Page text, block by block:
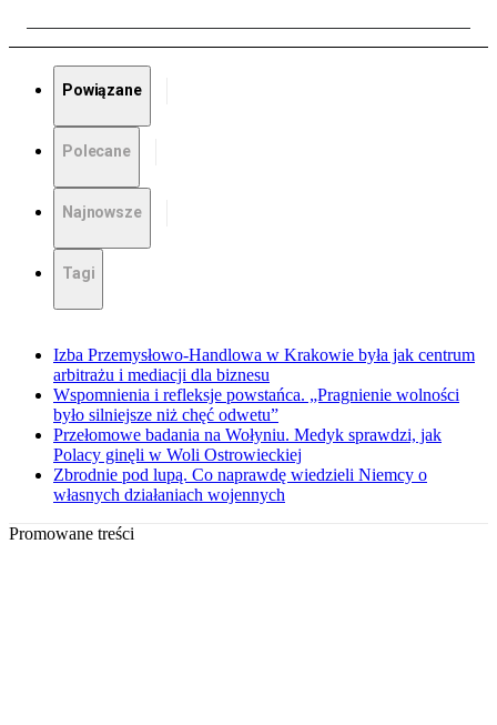
Powiązane
Polecane
Najnowsze
Tagi
Izba Przemysłowo-Handlowa w Krakowie była jak centrum
arbitrażu i mediacji dla biznesu
Wspomnienia i refleksje powstańca. „Pragnienie wolności
było silniejsze niż chęć odwetu”
Przełomowe badania na Wołyniu. Medyk sprawdzi, jak
Polacy ginęli w Woli Ostrowieckiej
Zbrodnie pod lupą. Co naprawdę wiedzieli Niemcy o
własnych działaniach wojennych
Promowane treści